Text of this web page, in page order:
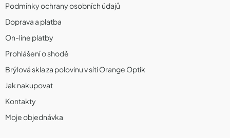
Podmínky ochrany osobních údajů
Doprava a platba
On-line platby
Prohlášení o shodě
Brýlová skla za polovinu v síti Orange Optik
Jak nakupovat
Kontakty
Moje objednávka